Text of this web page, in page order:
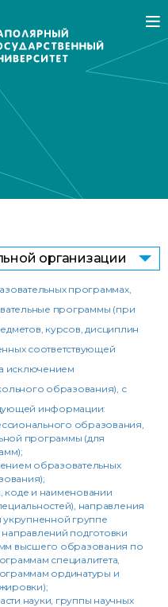
организации
программах,
программы (при
курсов, дисциплин
соответствующей
исключением
образования), с
информации:
образования,
программы (для
образовательных
коде и наименовании
направления
укрупненной группе
подготовки
высшего образования по
специалитета,
ординатуры и
науки, группы научных